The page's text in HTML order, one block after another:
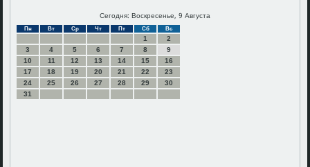
Сегодня: Воскресенье, 9 Августа
Пн Вт Ср Чт Пт Сб Вс
1
2
3
4 5 6 7 8
9
10
11 12 13 14 15
16
17
18 19 20 21 22
23
24
25 26 27 28 29
30
31